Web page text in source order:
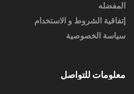
المفضله
إتفاقية الشروط و الاستخدام
سياسة الخصوصية
معلومات للتواصل